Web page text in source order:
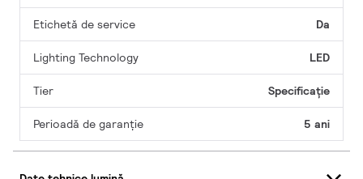
Etichetă de service Da
Lighting Technology LED
Tier Specificație
Perioadă de garanţie 5 ani